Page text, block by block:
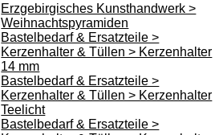
Erzgebirgisches Kunsthandwerk >
Weihnachtspyramiden
Bastelbedarf & Ersatzteile >
Kerzenhalter & Tüllen > Kerzenhalter
14 mm
Bastelbedarf & Ersatzteile >
Kerzenhalter & Tüllen > Kerzenhalter
Teelicht
Bastelbedarf & Ersatzteile >